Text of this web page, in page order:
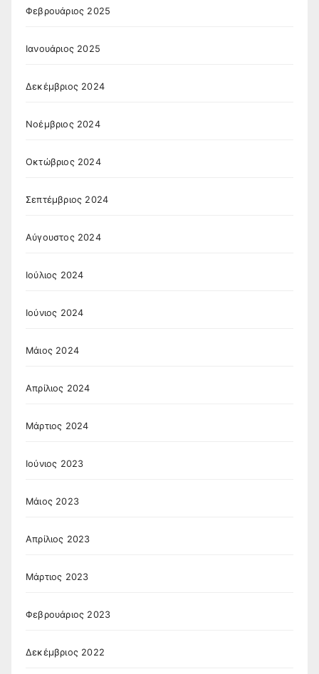
Φεβρουάριος 2025
Ιανουάριος 2025
Δεκέμβριος 2024
Νοέμβριος 2024
Οκτώβριος 2024
Σεπτέμβριος 2024
Αύγουστος 2024
Ιούλιος 2024
Ιούνιος 2024
Μάιος 2024
Απρίλιος 2024
Μάρτιος 2024
Ιούνιος 2023
Μάιος 2023
Απρίλιος 2023
Μάρτιος 2023
Φεβρουάριος 2023
Δεκέμβριος 2022